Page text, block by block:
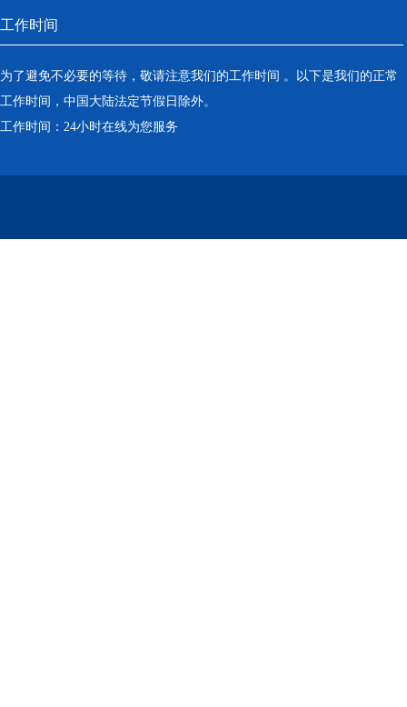
工作时间
为了避免不必要的等待，敬请注意我们的工作时间 。以下是我们的正常
工作时间，中国大陆法定节假日除外。
工作时间：24小时在线为您服务